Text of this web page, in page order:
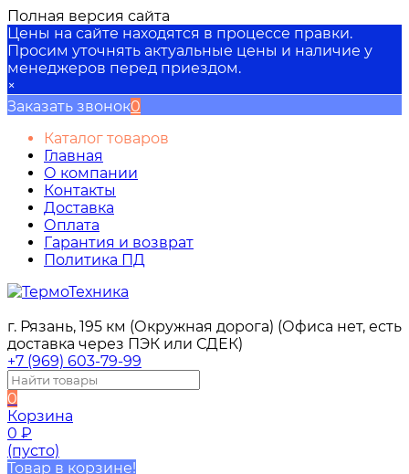
Полная версия сайта
Цены на сайте находятся в процессе правки.
Просим уточнять актуальные цены и наличие у
менеджеров перед приездом.
×
Заказать звонок0
Каталог товаров
Главная
О компании
Контакты
Доставка
Оплата
Гарантия и возврат
Политика ПД
г. Рязань, 195 км (Окружная дорога) (Офиса нет, есть
доставка через ПЭК или СДЕК)
+7 (969) 603-79-99
0
Корзина
0 ₽
(пусто)
Товар в корзине!